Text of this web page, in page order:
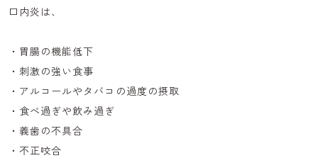
口内炎は、
・胃腸の機能低下
・刺激の強い食事
・アルコールやタバコの過度の摂取
・食べ過ぎや飲み過ぎ
・義歯の不具合
・不正咬合